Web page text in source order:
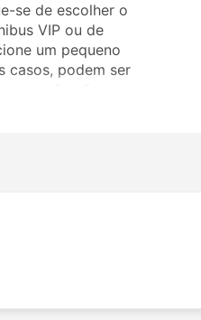
se de escolher o
VIP ou de
um pequeno
casos, podem ser
são atendidos